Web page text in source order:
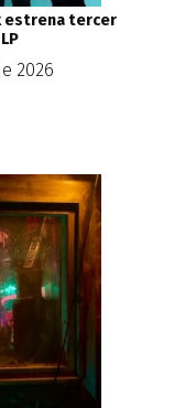
estrena tercer
2026